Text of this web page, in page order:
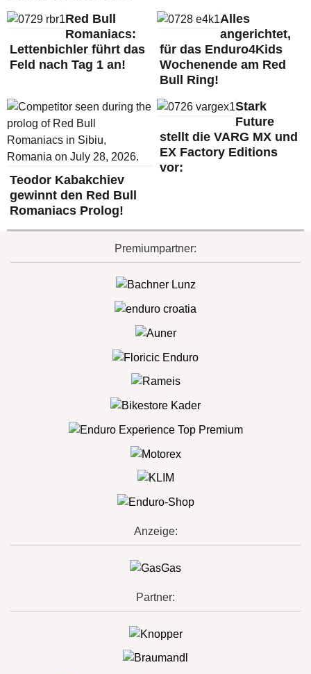
Red Bull
Romaniacs:
Lettenbichler führt das
Feld nach Tag 1 an!
Alles
angerichtet,
für das Enduro4Kids
Wochenende am Red
Bull Ring!
Teodor Kabakchiev
gewinnt den Red Bull
Romaniacs Prolog!
Stark
Future
stellt die VARG MX und
EX Factory Editions
vor:
Premiumpartner:
Anzeige:
Partner: